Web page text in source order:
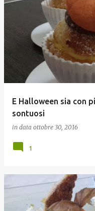
P
E Halloween sia con
sontuosi
in data ottobre 30, 2016
1